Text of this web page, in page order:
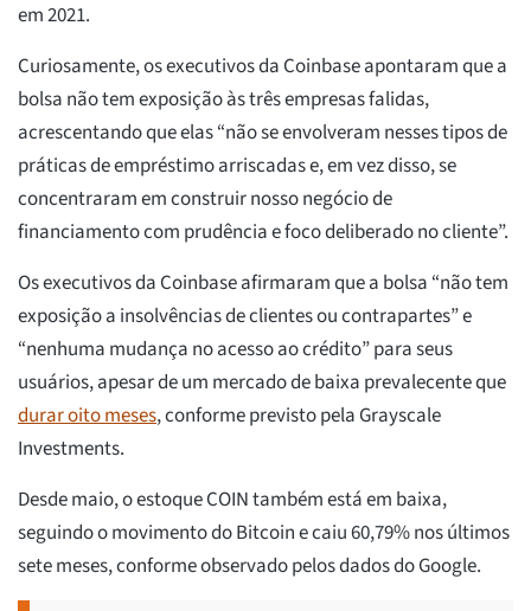
em 2021.
Curiosamente, os executivos da Coinbase apontaram que a
bolsa não tem exposição às três empresas falidas,
acrescentando que elas “não se envolveram nesses tipos de
práticas de empréstimo arriscadas e, em vez disso, se
concentraram em construir nosso negócio de
financiamento com prudência e foco deliberado no cliente”.
Os executivos da Coinbase afirmaram que a bolsa “não tem
exposição a insolvências de clientes ou contrapartes” e
“nenhuma mudança no acesso ao crédito” para seus
usuários, apesar de um mercado de baixa prevalecente que
durar oito meses, conforme previsto pela Grayscale
Investments.
Desde maio, o estoque COIN também está em baixa,
seguindo o movimento do Bitcoin e caiu 60,79% nos últimos
sete meses, conforme observado pelos dados do Google.